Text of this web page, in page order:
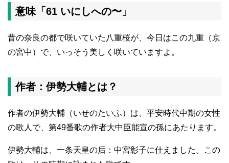
意味「61 いにしへの〜」
昔の奈良の都で咲いていた八重桜が、今日はこの九重（京
の宮中）で、いっそう美しく咲いていますよ。
作者：伊勢大輔とは？
作者の伊勢大輔（いせのたいふ）は、平安時代中期の女性
の歌人で、第49番歌の作者大中臣能宣の孫にあたります。
伊勢大輔は、一条天皇の后：中宮彰子に仕えました。この